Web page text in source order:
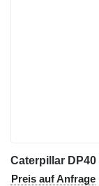
Caterpillar DP40
Preis auf Anfrage